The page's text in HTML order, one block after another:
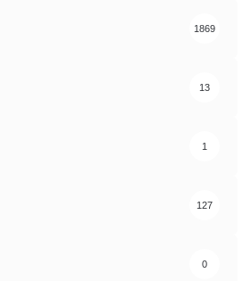
1869
13
1
127
0